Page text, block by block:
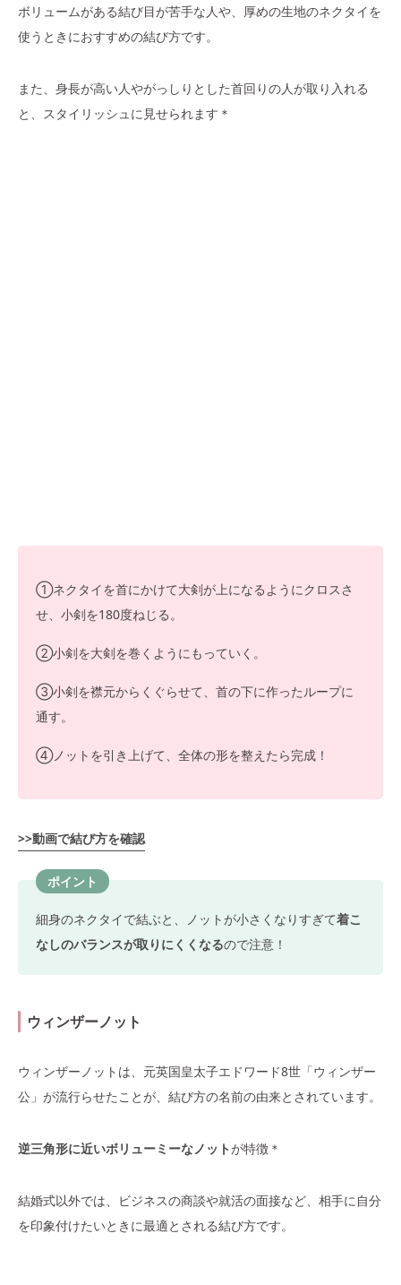
ボリュームがある結び目が苦手な人や、厚めの生地のネクタイを
使うときにおすすめの結び方です。
また、身長が高い人やがっしりとした首回りの人が取り入れる
と、スタイリッシュに見せられます＊
①ネクタイを首にかけて大剣が上になるようにクロスさ
せ、小剣を180度ねじる。
②小剣を大剣を巻くようにもっていく。
③小剣を襟元からくぐらせて、首の下に作ったループに
通す。
④ノットを引き上げて、全体の形を整えたら完成！
>>動画で結び方を確認
ポイント
細身のネクタイで結ぶと、ノットが小さくなりすぎて着こ
なしのバランスが取りにくくなるので注意！
ウィンザーノット
ウィンザーノットは、元英国皇太子エドワード8世「ウィンザー
公」が流行らせたことが、結び方の名前の由来とされています。
逆三角形に近いボリューミーなノットが特徴＊
結婚式以外では、ビジネスの商談や就活の面接など、相手に自分
を印象付けたいときに最適とされる結び方です。